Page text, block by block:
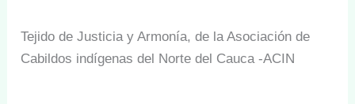
Tejido de Justicia y Armonía, de la Asociación de
Cabildos indígenas del Norte del Cauca -ACIN